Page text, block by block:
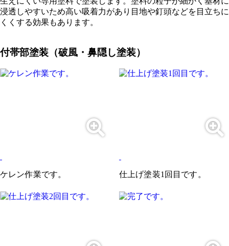
浸透しやすいため高い吸着力があり目地や釘頭などを目立ちに
くくする効果もあります。
付帯部塗装（破風・鼻隠し塗装）
ケレン作業です。 仕上げ塗装1回目です。